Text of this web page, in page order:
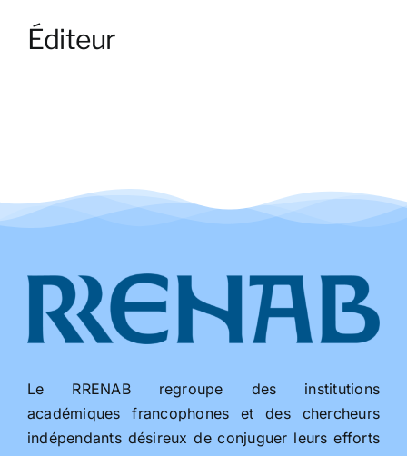
Éditeur
Le RRENAB regroupe des institutions
académiques francophones et des chercheurs
indépendants désireux de conjuguer leurs efforts